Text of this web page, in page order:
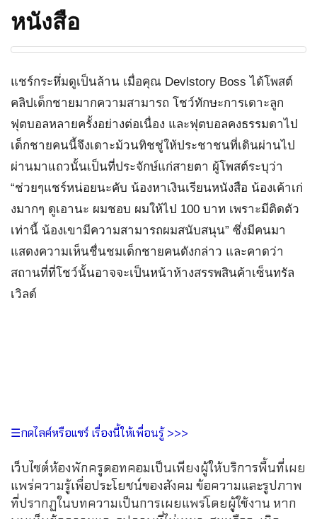
หนังสือ
แชร์กระหึ่มดูเป็นล้าน เมื่อคุณ Devlstory Boss ได้โพสต์
คลิปเด็กชายมากความสามารถ โชว์ทักษะการเดาะลูก
ฟุตบอลหลายครั้งอย่างต่อเนื่อง และฟุตบอลคงธรรมดาไป
เด็กชายคนนี้จึงเดาะม้วนทิชชู่ให้ประชาชนที่เดินผ่านไป
ผ่านมาแถวนั้นเป็นที่ประจักษ์แก่สายตา ผู้โพสต์ระบุว่า
“ช่วยๆแชร์หน่อยนะคับ น้องหาเงินเรียนหนังสือ น้องเค้าเก่
งมากๆ ดูเอานะ ผมชอบ ผมให้ไป 100 บาท เพราะมีติดตัว
เท่านี้ น้องเขามีความสามารถผมสนับสนุน” ซึ่งมีคนมา
แสดงความเห็นชื่นชมเด็กชายคนดังกล่าว และคาดว่า
สถานที่ที่โชว์นั้นอาจจะเป็นหน้าห้างสรรพสินค้าเซ็นทรัล
เวิลด์
☰กดไลค์หรือแชร์ เรื่องนี้ให้เพื่อนรู้ >>>
เว็บไซต์ห้องพักครูดอทคอมเป็นเพียงผู้ให้บริการพื้นที่เผย
แพร่ความรู้เพื่อประโยชน์ของสังคม ข้อความและรูปภาพ
ที่ปรากฏในบทความเป็นการเผยแพร่โดยผู้ใช้งาน หาก